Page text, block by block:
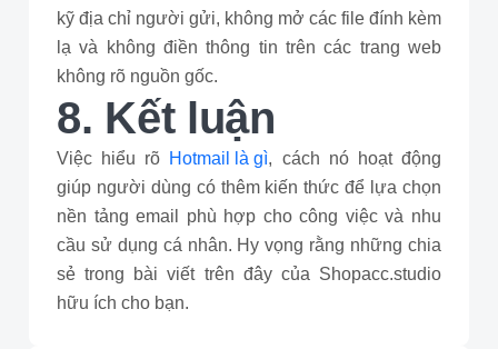
kỹ địa chỉ người gửi, không mở các file đính kèm
lạ và không điền thông tin trên các trang web
không rõ nguồn gốc.
8. Kết luận
Việc hiểu rõ Hotmail là gì, cách nó hoạt động
giúp người dùng có thêm kiến thức để lựa chọn
nền tảng email phù hợp cho công việc và nhu
cầu sử dụng cá nhân. Hy vọng rằng những chia
sẻ trong bài viết trên đây của Shopacc.studio
hữu ích cho bạn.